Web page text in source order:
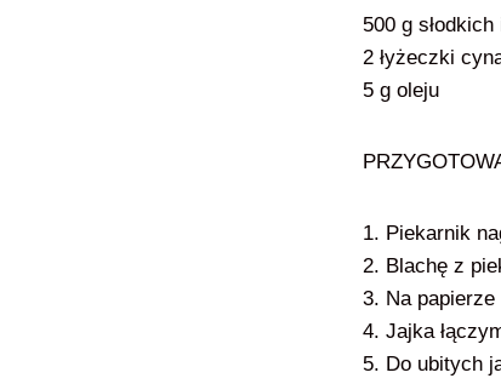
500 g
2 łyżeczki
5 g oleju
1. Piekarnik
2. Blachę z
3. Na papierze
4. Jajka
5. Do ubitych